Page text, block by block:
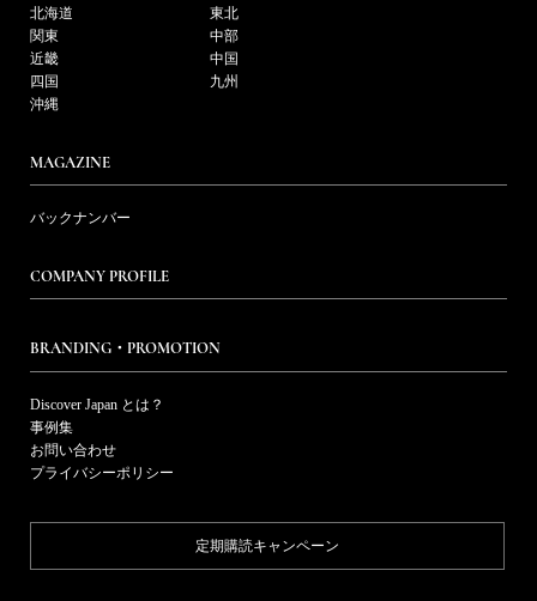
北海道
東北
関東
中部
近畿
中国
四国
九州
沖縄
MAGAZINE
バックナンバー
COMPANY PROFILE
BRANDING・PROMOTION
Discover Japan とは？
事例集
お問い合わせ
プライバシーポリシー
定期購読キャンペーン